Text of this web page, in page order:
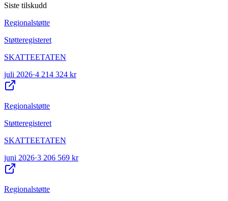
Siste tilskudd
Regionalstøtte
Støtteregisteret
SKATTEETATEN
juli 2026·4 214 324 kr
Regionalstøtte
Støtteregisteret
SKATTEETATEN
juni 2026·3 206 569 kr
Regionalstøtte